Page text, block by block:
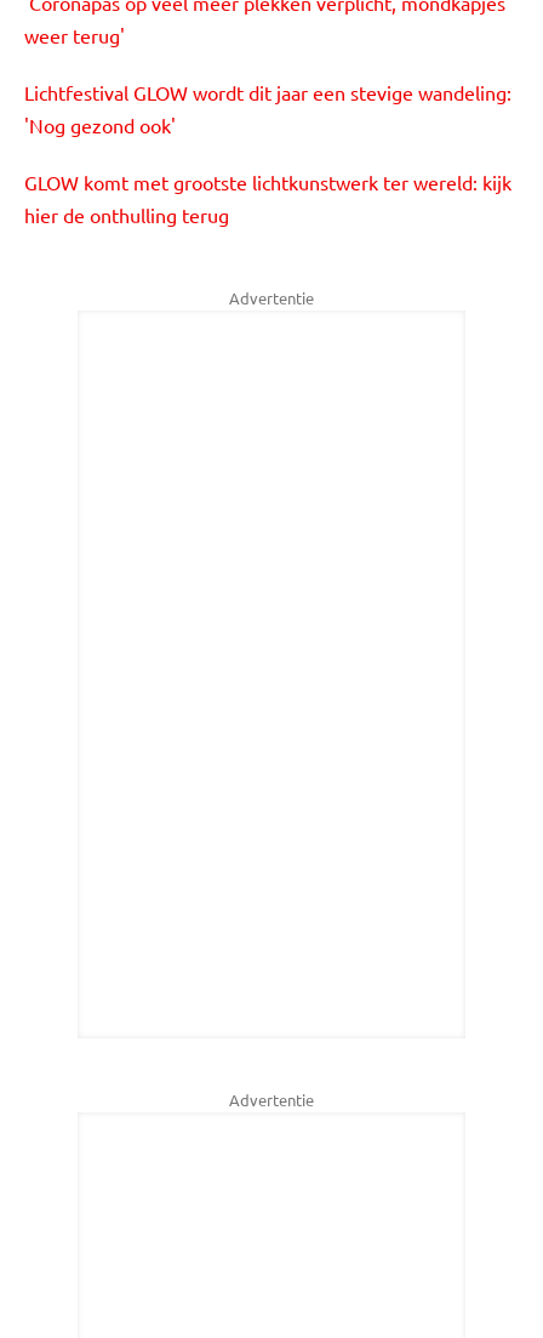
weer terug'
Lichtfestival GLOW wordt dit jaar een stevige wandeling:
'Nog gezond ook'
GLOW komt met grootste lichtkunstwerk ter wereld: kijk
hier de onthulling terug
Advertentie
Advertentie